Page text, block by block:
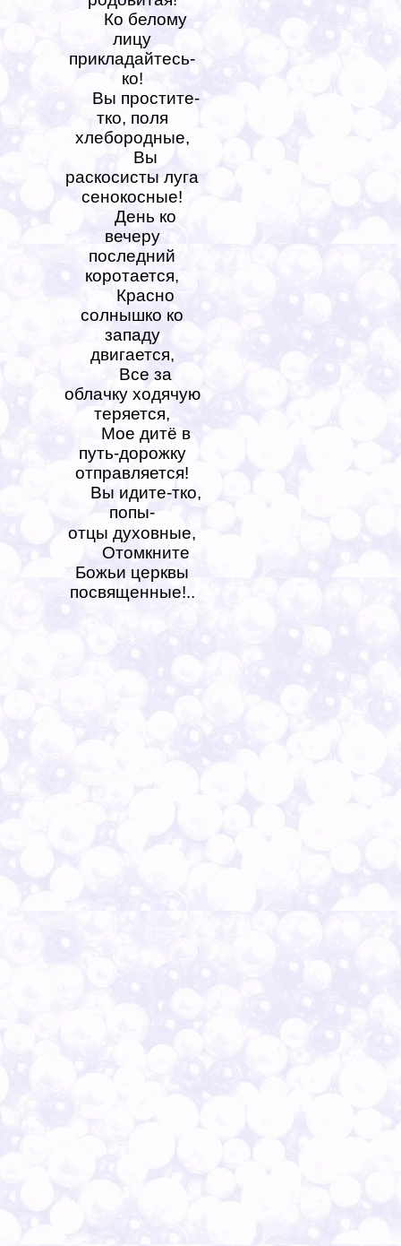
Ко белому
лицу
прикладайтесь-
ко!
Вы простите-
тко, поля
хлебородные,
Вы
раскосисты луга
сенокосные!
День ко
вечеру
последний
коротается,
Красно
солнышко ко
западу
двигается,
Все за
облачку ходячую
теряется,
Мое дитё в
путь-дорожку
отправляется!
Вы идите-тко,
попы-
отцы духовные,
Отомкните
Божьи церквы
посвященные!..